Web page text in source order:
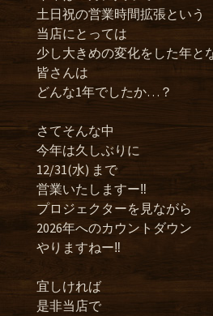
土日祝の営業時間拡張という
当店にとっては
少し大きめの変化をした年と
皆さんは
どんな1年でしたか…？
さてそんな中
今年は久しぶりに
12/31(水) まで
営業いたしますー‼︎
プロジェクターを見ながら
2026年へのカウントダウン
やりますねー‼︎
宜しければ
是非当店で